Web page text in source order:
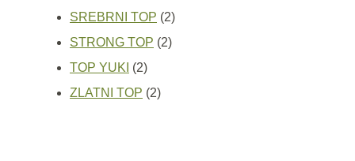
proizvoda
SREBRNI TOP 22
proizvoda
STRONG TOP 22
TOP YUKI 22
proizvoda
ZLATNI TOP 22